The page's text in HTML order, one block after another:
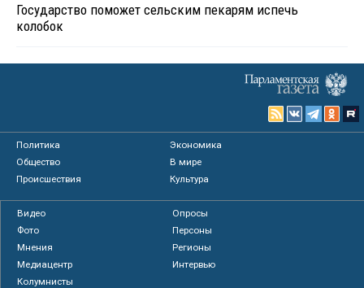
Государство поможет сельским пекарям испечь
колобок
Политика
Экономика
Общество
В мире
Происшествия
Культура
Видео
Опросы
Фото
Персоны
Мнения
Регионы
Медиацентр
Интервью
Колумнисты